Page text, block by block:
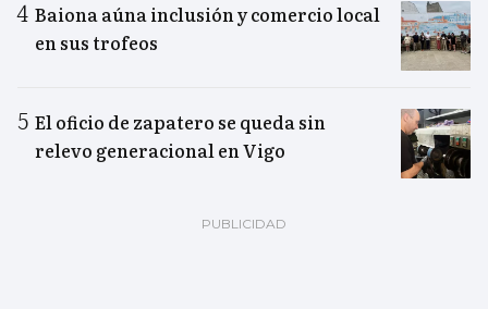
Baiona aúna inclusión y comercio local
en sus trofeos
El oficio de zapatero se queda sin
relevo generacional en Vigo